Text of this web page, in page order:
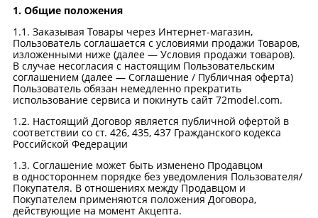
1. Общие положения
1.1. Заказывая Товары через Интернет-магазин,
Пользователь соглашается с условиями продажи Товаров,
изложенными ниже (далее — Условия продажи товаров).
В случае несогласия с настоящим Пользовательским
соглашением (далее — Соглашение / Публичная оферта)
Пользователь обязан немедленно прекратить
использование сервиса и покинуть сайт 72model.com.
1.2. Настоящий Договор является публичной офертой в
соответствии со ст. 426, 435, 437 Гражданского кодекса
Российской Федерации
1.3. Соглашение может быть изменено Продавцом
в одностороннем порядке без уведомления Пользователя/
Покупателя. В отношениях между Продавцом и
Покупателем применяются положения Договора,
действующие на момент Акцепта.